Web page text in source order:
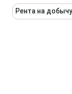
Рента на добычу